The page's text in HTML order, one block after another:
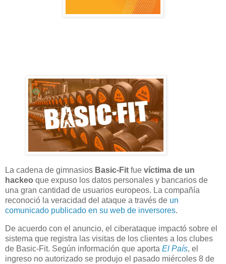
La cadena de gimnasios Basic-Fit fue víctima de un
hackeo que expuso los datos personales y bancarios de
una gran cantidad de usuarios europeos. La compañía
reconoció la veracidad del ataque a través de un
comunicado publicado en su web de inversores.
De acuerdo con el anuncio, el ciberataque impactó sobre el
sistema que registra las visitas de los clientes a los clubes
de Basic-Fit. Según información que aporta El País, el
ingreso no autorizado se produjo el pasado miércoles 8 de